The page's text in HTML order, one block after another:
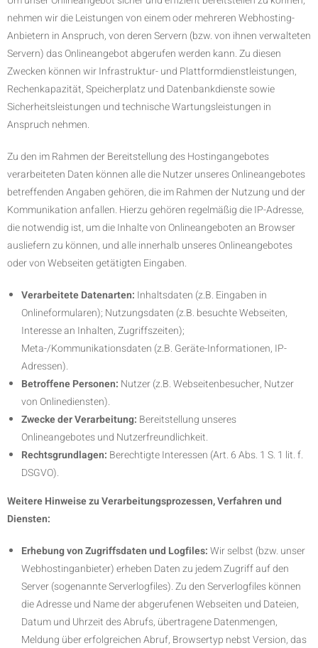
nehmen wir die Leistungen von einem oder mehreren Webhosting-
Anbietern in Anspruch, von deren Servern (bzw. von ihnen verwalteten
Servern) das Onlineangebot abgerufen werden kann. Zu diesen
Zwecken können wir Infrastruktur- und Plattformdienstleistungen,
Rechenkapazität, Speicherplatz und Datenbankdienste sowie
Sicherheitsleistungen und technische Wartungsleistungen in
Anspruch nehmen.
Zu den im Rahmen der Bereitstellung des Hostingangebotes
verarbeiteten Daten können alle die Nutzer unseres Onlineangebotes
betreffenden Angaben gehören, die im Rahmen der Nutzung und der
Kommunikation anfallen. Hierzu gehören regelmäßig die IP-Adresse,
die notwendig ist, um die Inhalte von Onlineangeboten an Browser
ausliefern zu können, und alle innerhalb unseres Onlineangebotes
oder von Webseiten getätigten Eingaben.
Verarbeitete Datenarten: Inhaltsdaten (z.B. Eingaben in
Onlineformularen); Nutzungsdaten (z.B. besuchte Webseiten,
Interesse an Inhalten, Zugriffszeiten);
Meta-/Kommunikationsdaten (z.B. Geräte-Informationen, IP-
Adressen).
Betroffene Personen: Nutzer (z.B. Webseitenbesucher, Nutzer
von Onlinediensten).
Zwecke der Verarbeitung: Bereitstellung unseres
Onlineangebotes und Nutzerfreundlichkeit.
Rechtsgrundlagen: Berechtigte Interessen (Art. 6 Abs. 1 S. 1 lit. f.
DSGVO).
Weitere Hinweise zu Verarbeitungsprozessen, Verfahren und
Diensten:
Erhebung von Zugriffsdaten und Logfiles:Wir selbst (bzw. unser
Webhostinganbieter) erheben Daten zu jedem Zugriff auf den
Server (sogenannte Serverlogfiles). Zu den Serverlogfiles können
die Adresse und Name der abgerufenen Webseiten und Dateien,
Datum und Uhrzeit des Abrufs, übertragene Datenmengen,
Meldung über erfolgreichen Abruf, Browsertyp nebst Version, das